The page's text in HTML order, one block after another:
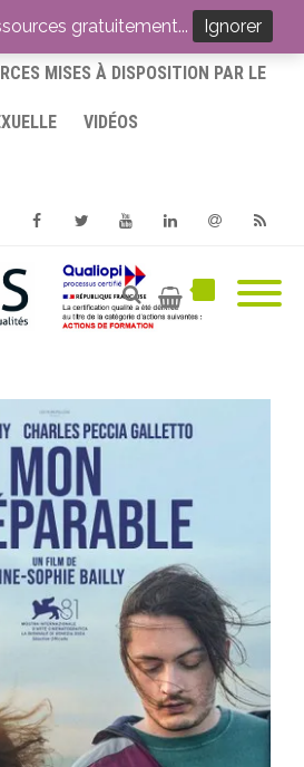
MISES À DISPOSITION PAR LE
VIDÉOS
FacebookTwitterYoutube
gratuitement... Ignorer